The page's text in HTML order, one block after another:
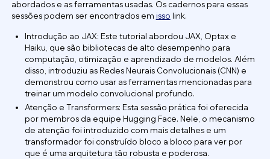
abordados e as ferramentas usadas. Os cadernos para essas
sessões podem ser encontrados em isso link.
Introdução ao JAX: Este tutorial abordou JAX, Optax e
Haiku, que são bibliotecas de alto desempenho para
computação, otimização e aprendizado de modelos. Além
disso, introduziu as Redes Neurais Convolucionais (CNN) e
demonstrou como usar as ferramentas mencionadas para
treinar um modelo convolucional profundo.
Atenção e Transformers: Esta sessão prática foi oferecida
por membros da equipe Hugging Face. Nele, o mecanismo
de atenção foi introduzido com mais detalhes e um
transformador foi construído bloco a bloco para ver por
que é uma arquitetura tão robusta e poderosa.